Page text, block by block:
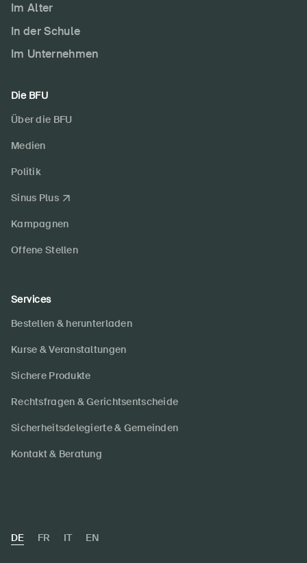
Im Alter
In der Schule
Im Unternehmen
Die BFU
Über die BFU
Medien
Politik
Sinus Plus
Kampagnen
Offene Stellen
Services
Bestellen & herunterladen
Kurse & Veranstaltungen
Sichere Produkte
Rechtsfragen & Gerichtsentscheide
Sicherheitsdelegierte & Gemeinden
Kontakt & Beratung
DE FR IT EN